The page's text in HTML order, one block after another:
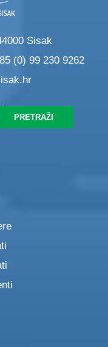
Sisak
(0) 99 230 9262